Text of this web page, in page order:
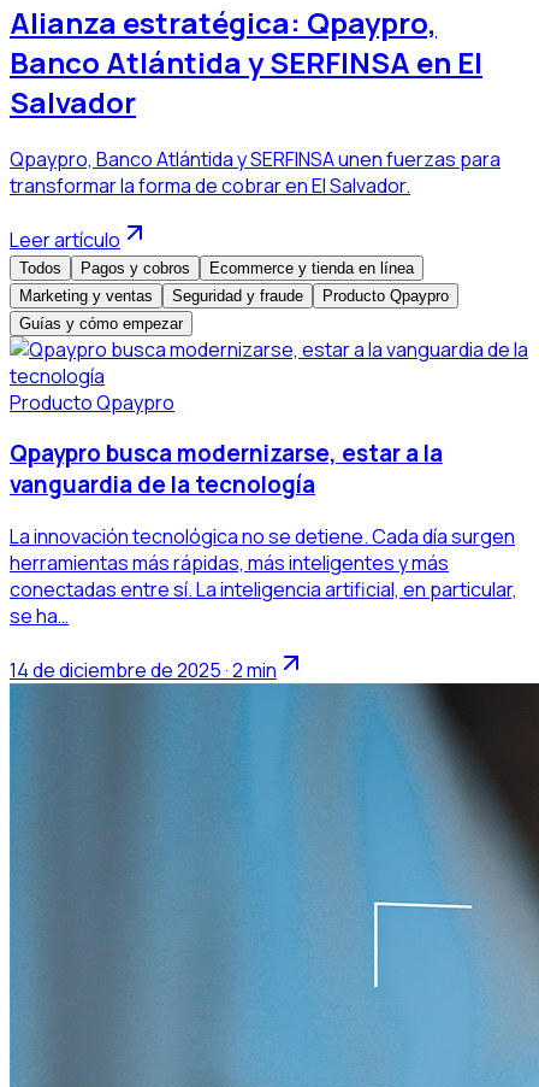
Alianza estratégica: Qpaypro,
Banco Atlántida y SERFINSA en El
Salvador
Qpaypro, Banco Atlántida y SERFINSA unen fuerzas para
transformar la forma de cobrar en El Salvador.
Leer artículo
Todos Pagos y cobros
Ecommerce y tienda en línea
Marketing y ventas
Seguridad y fraude
Producto Qpaypro
Guías y cómo empezar
Producto Qpaypro
Qpaypro busca modernizarse, estar a la
vanguardia de la tecnología
La innovación tecnológica no se detiene. Cada día surgen
herramientas más rápidas, más inteligentes y más
conectadas entre sí. La inteligencia artificial, en particular,
se ha…
14 de diciembre de 2025 · 2 min